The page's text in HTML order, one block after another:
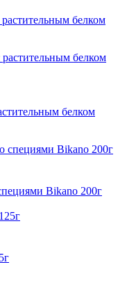
белком
белком
Bikano 200г